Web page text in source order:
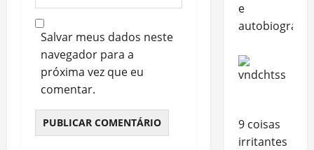
Salvar meus dados neste
navegador para a
próxima vez que eu
comentar.
e
9 coisas
irritantes